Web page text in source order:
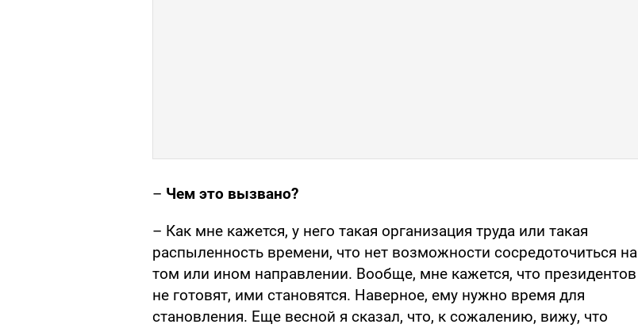
– Чем это вызвано?
– Как мне кажется, у него такая организация труда или такая
распыленность времени, что нет возможности сосредоточиться на
том или ином направлении. Вообще, мне кажется, что президентов
не готовят, ими становятся. Наверное, ему нужно время для
становления. Еще весной я сказал, что, к сожалению, вижу, что